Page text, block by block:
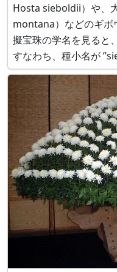
Hosta sieboldii）や、
montana）などのギボ
擬宝珠の学名を見ると
すなわち、種小名が
トの」という意味で、
者、フォン・シーボル